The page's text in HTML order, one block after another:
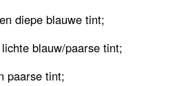
diepe blauwe tint;
blauw/paarse tint;
paarse tint;